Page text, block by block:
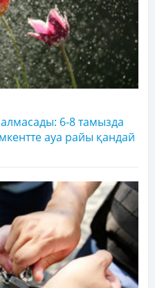
6-8 тамызда
ауа райы қандай